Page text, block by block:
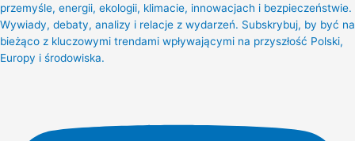
przemyśle, energii, ekologii, klimacie, innowacjach i bezpieczeństwie.
Wywiady, debaty, analizy i relacje z wydarzeń. Subskrybuj, by być na
bieżąco z kluczowymi trendami wpływającymi na przyszłość Polski,
Europy i środowiska.